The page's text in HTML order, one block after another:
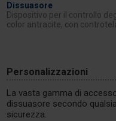
Dissuasore
Dispositivo per il controllo
color antracite, con
Personalizzazioni
La vasta gamma di
dissuasore secondo
sicurezza.